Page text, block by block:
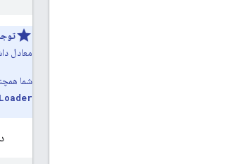
معادل
شما